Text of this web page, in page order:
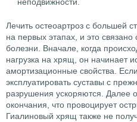
неподвижности.
Лечить остеоартроз с большей
на первых этапах, и это
болезни. Вначале, когда
нагрузка на хрящ, он начинает
амортизационные свойства.
эксплуатировать суставы с
разрушения ускоряются. Далее
окончания, что провоцирует
Гиалиновый хрящ также не